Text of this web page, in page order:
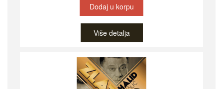
Dodaj u korpu
Više detalja